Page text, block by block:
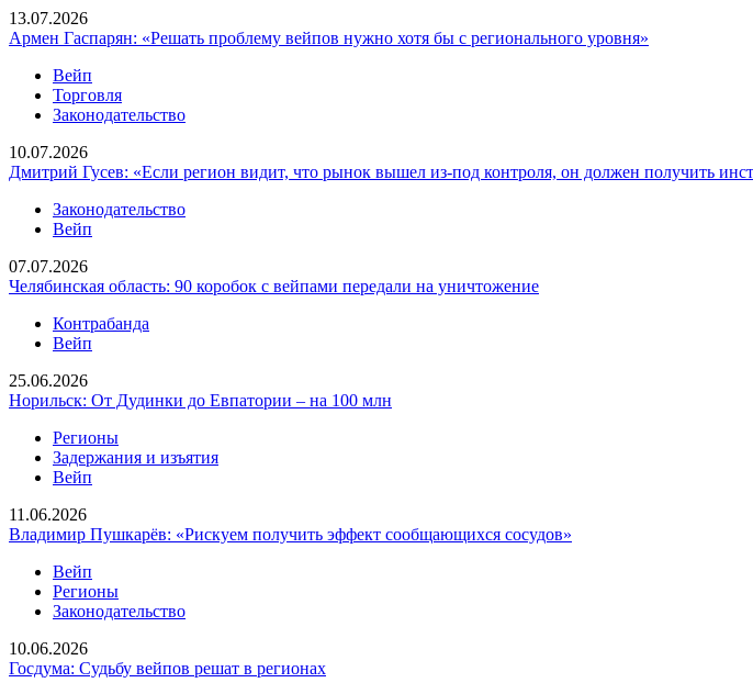
13.07.2026
Армен Гаспарян: «Решать проблему вейпов нужно хотя бы с регионального уровня»
Вейп
Торговля
Законодательство
10.07.2026
Дмитрий Гусев: «Если регион видит, что рынок вышел из-под контроля, он должен получить
Законодательство
Вейп
07.07.2026
Челябинская область: 90 коробок с вейпами передали на уничтожение
Контрабанда
Вейп
25.06.2026
Норильск: От Дудинки до Евпатории – на 100 млн
Регионы
Задержания и изъятия
Вейп
11.06.2026
Владимир Пушкарёв: «Рискуем получить эффект сообщающихся сосудов»
Вейп
Регионы
Законодательство
10.06.2026
Госдума: Судьбу вейпов решат в регионах